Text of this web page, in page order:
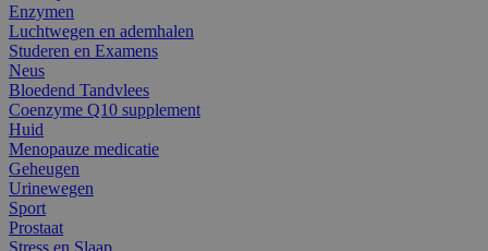
Enzymen
Luchtwegen en ademhalen
Studeren en Examens
Neus
Bloedend Tandvlees
Coenzyme Q10 supplement
Huid
Menopauze medicatie
Geheugen
Urinewegen
Sport
Prostaat
Stress en Slaap